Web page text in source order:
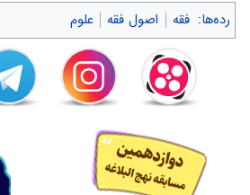
رده‌ها: فقه اصول فقه علوم